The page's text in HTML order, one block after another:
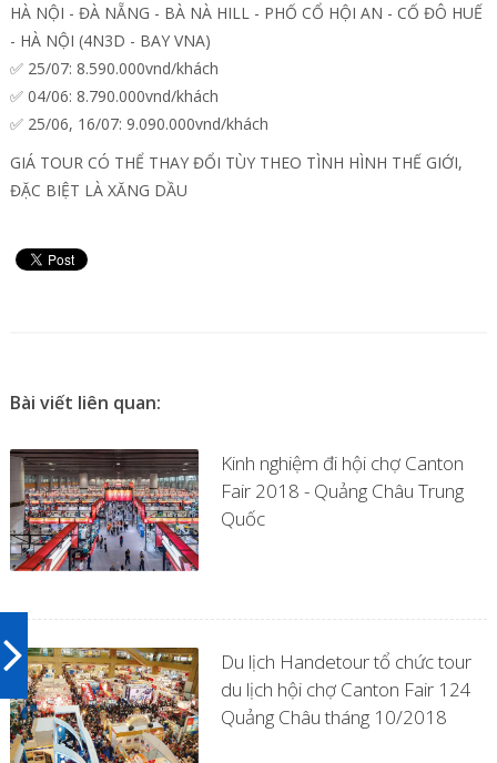
HÀ NỘI - ĐÀ NẴNG - BÀ NÀ HILL - PHỐ CỔ HỘI AN - CỐ ĐÔ HUẾ
- HÀ NỘI (4N3D - BAY VNA)
✅ 25/07: 8.590.000vnd/khách
✅ 04/06: 8.790.000vnd/khách
✅ 25/06, 16/07: 9.090.000vnd/khách
GIÁ TOUR CÓ THỂ THAY ĐỔI TÙY THEO TÌNH HÌNH THẾ GIỚI,
ĐẶC BIỆT LÀ XĂNG DẦU
Bài viết liên quan:
Kinh nghiệm đi hội chợ Canton
Fair 2018 - Quảng Châu Trung
Quốc
Du lịch Handetour tổ chức tour
du lịch hội chợ Canton Fair 124
Quảng Châu tháng 10/2018